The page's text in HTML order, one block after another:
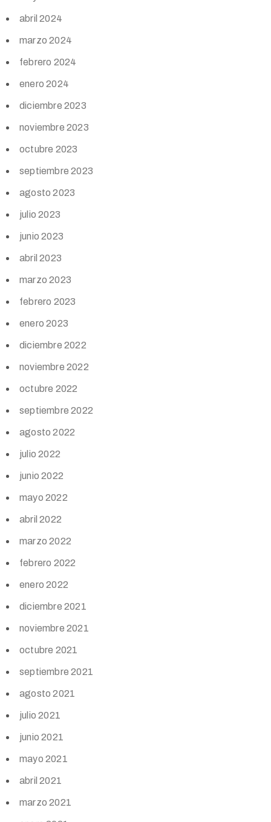
abril 2024
marzo 2024
febrero 2024
enero 2024
diciembre 2023
noviembre 2023
octubre 2023
septiembre 2023
agosto 2023
julio 2023
junio 2023
abril 2023
marzo 2023
febrero 2023
enero 2023
diciembre 2022
noviembre 2022
octubre 2022
septiembre 2022
agosto 2022
julio 2022
junio 2022
mayo 2022
abril 2022
marzo 2022
febrero 2022
enero 2022
diciembre 2021
noviembre 2021
octubre 2021
septiembre 2021
agosto 2021
julio 2021
junio 2021
mayo 2021
abril 2021
marzo 2021